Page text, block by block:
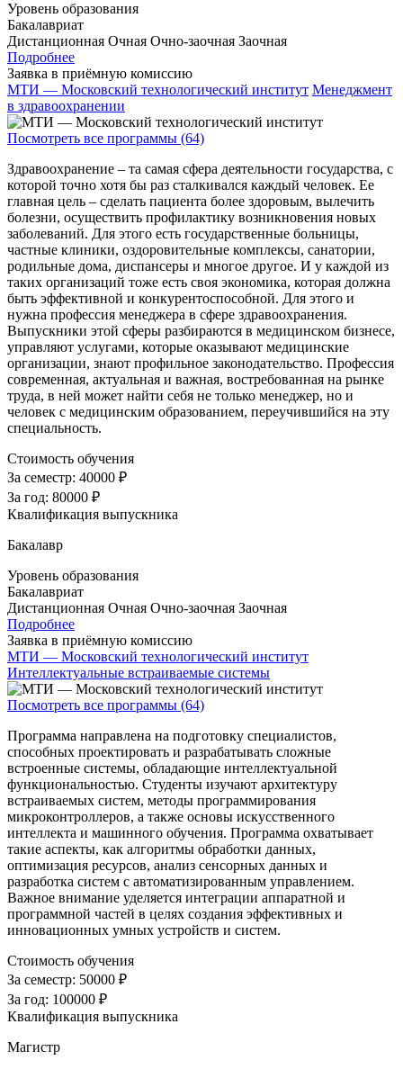
Уровень образования
Бакалавриат
Дистанционная Очная Очно-заочная Заочная
Подробнее
Заявка в приёмную комиссию
МТИ — Московский технологический институт Менеджмент
в здравоохранении
Посмотреть все программы (64)
Здравоохранение – та самая сфера деятельности государства, с
которой точно хотя бы раз сталкивался каждый человек. Ее
главная цель – сделать пациента более здоровым, вылечить
болезни, осуществить профилактику возникновения новых
заболеваний. Для этого есть государственные больницы,
частные клиники, оздоровительные комплексы, санатории,
родильные дома, диспансеры и многое другое. И у каждой из
таких организаций тоже есть своя экономика, которая должна
быть эффективной и конкурентоспособной. Для этого и
нужна профессия менеджера в сфере здравоохранения.
Выпускники этой сферы разбираются в медицинском бизнесе,
управляют услугами, которые оказывают медицинские
организации, знают профильное законодательство. Профессия
современная, актуальная и важная, востребованная на рынке
труда, в ней может найти себя не только менеджер, но и
человек с медицинским образованием, переучившийся на эту
специальность.
Стоимость обучения
За семестр: 40000 ₽
За год: 80000 ₽
Квалификация выпускника
Бакалавр
Уровень образования
Бакалавриат
Дистанционная Очная Очно-заочная Заочная
Подробнее
Заявка в приёмную комиссию
МТИ — Московский технологический институт
Интеллектуальные встраиваемые системы
Посмотреть все программы (64)
Программа направлена на подготовку специалистов,
способных проектировать и разрабатывать сложные
встроенные системы, обладающие интеллектуальной
функциональностью. Студенты изучают архитектуру
встраиваемых систем, методы программирования
микроконтроллеров, а также основы искусственного
интеллекта и машинного обучения. Программа охватывает
такие аспекты, как алгоритмы обработки данных,
оптимизация ресурсов, анализ сенсорных данных и
разработка систем с автоматизированным управлением.
Важное внимание уделяется интеграции аппаратной и
программной частей в целях создания эффективных и
инновационных умных устройств и систем.
Стоимость обучения
За семестр: 50000 ₽
За год: 100000 ₽
Квалификация выпускника
Магистр